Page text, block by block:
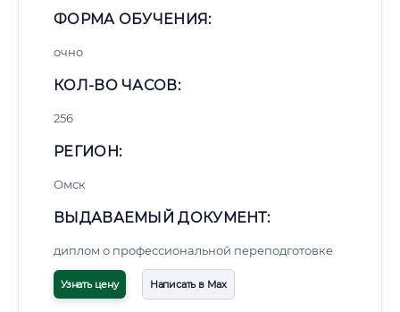
ФОРМА ОБУЧЕНИЯ:
очно
КОЛ-ВО ЧАСОВ:
256
РЕГИОН:
Омск
ВЫДАВАЕМЫЙ ДОКУМЕНТ:
диплом о профессиональной переподготовке
Узнать цену Написать в Max